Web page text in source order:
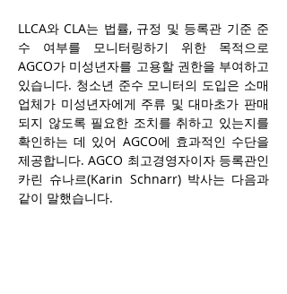
LLCA와 CLA는 법률, 규정 및 등록관 기준 준
수 여부를 모니터링하기 위한 목적으로
AGCO가 미성년자를 고용할 권한을 부여하고
있습니다. 청소년 준수 모니터의 도입은 소매
업체가 미성년자에게 주류 및 대마초가 판매
되지 않도록 필요한 조치를 취하고 있는지를
확인하는 데 있어 AGCO에 효과적인 수단을
제공합니다. AGCO 최고경영자이자 등록관인
카린 슈나르(Karin Schnarr) 박사는 다음과
같이 말했습니다.